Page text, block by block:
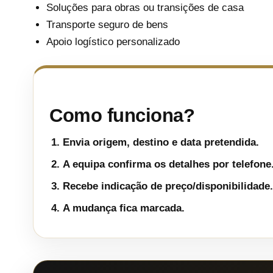
Soluções para obras ou transições de casa
Transporte seguro de bens
Apoio logístico personalizado
Como funciona?
Envia origem, destino e data pretendida.
A equipa confirma os detalhes por
Recebe indicação de preço/disponibilidade.
A mudança fica marcada.